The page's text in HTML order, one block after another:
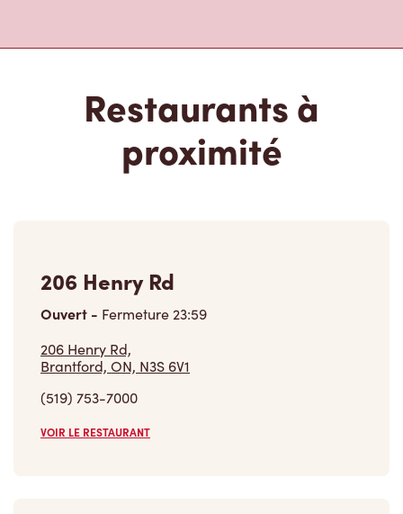
Restaurants à
proximité
206 Henry Rd
Ouvert - Fermeture23:59
206 Henry Rd,
Brantford, ON, N3S 6V1
(519) 753-7000
VOIR LE RESTAURANT